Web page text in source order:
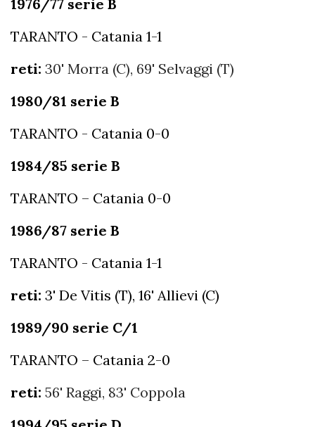
1976/77 serie B
TARANTO - Catania 1-1
reti: 30' Morra (C), 69' Selvaggi (T)
1980/81 serie B
TARANTO - Catania 0-0
1984/85 serie B
TARANTO – Catania 0-0
1986/87 serie B
TARANTO - Catania 1-1
reti: 3' De Vitis (T), 16' Allievi (C)
1989/90 serie C/1
TARANTO – Catania 2-0
reti: 56' Raggi, 83' Coppola